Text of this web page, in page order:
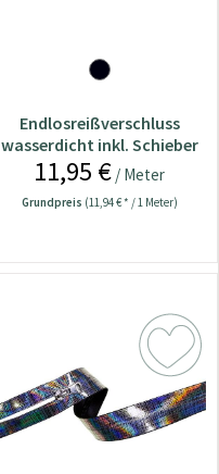
Endlosreißverschluss
wasserdicht inkl. Schieber
uni braun
11,95 € / Meter
Grundpreis (11,94 € * / 1 Meter)